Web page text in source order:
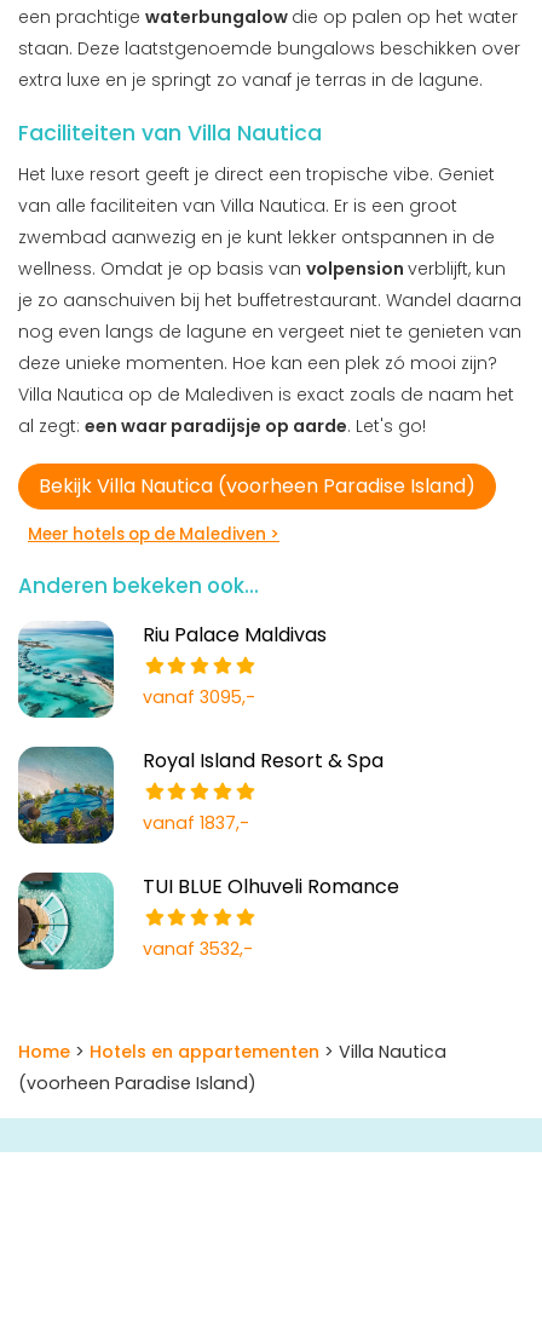
een prachtige waterbungalow die op palen op het water
staan. Deze laatstgenoemde bungalows beschikken over
extra luxe en je springt zo vanaf je terras in de lagune.
Faciliteiten van Villa Nautica
Het luxe resort geeft je direct een tropische vibe. Geniet
van alle faciliteiten van Villa Nautica. Er is een groot
zwembad aanwezig en je kunt lekker ontspannen in de
wellness. Omdat je op basis van volpension verblijft, kun
je zo aanschuiven bij het buffetrestaurant. Wandel daarna
nog even langs de lagune en vergeet niet te genieten van
deze unieke momenten. Hoe kan een plek zó mooi zijn?
Villa Nautica op de Malediven is exact zoals de naam het
al zegt: een waar paradijsje op aarde. Let's go!
Bekijk Villa Nautica (voorheen Paradise Island)
Meer hotels op de Malediven >
Anderen bekeken ook...
Riu Palace Maldivas
vanaf 3095,-
Royal Island Resort & Spa
vanaf 1837,-
TUI BLUE Olhuveli Romance
vanaf 3532,-
Home > Hotels en appartementen > Villa Nautica
(voorheen Paradise Island)